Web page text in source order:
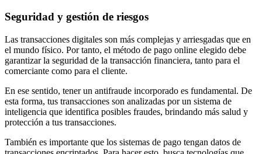
Seguridad y gestión de riesgos
Las transacciones digitales son más complejas y arriesgadas que en
el mundo físico. Por tanto, el método de pago online elegido debe
garantizar la seguridad de la transacción financiera, tanto para el
comerciante como para el cliente.
En ese sentido, tener un antifraude incorporado es fundamental. De
esta forma, tus transacciones son analizadas por un sistema de
inteligencia que identifica posibles fraudes, brindando más salud y
protección a tus transacciones.
También es importante que los sistemas de pago tengan datos de